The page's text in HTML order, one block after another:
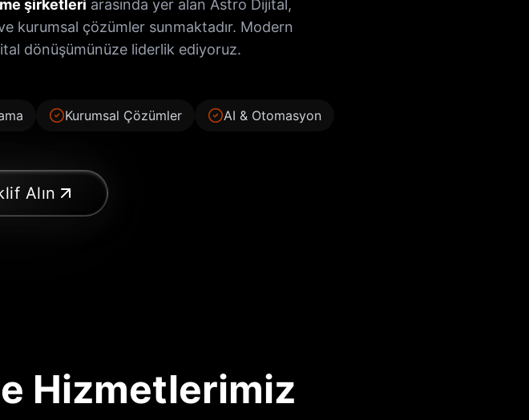
şirketleri arasında yer alan Astro Dijital,
kurumsal çözümler sunmaktadır. Modern
dönüşümünüze liderlik ediyoruz.
Kurumsal Çözümler AI & Otomasyon
Alın
Hizmetlerimiz